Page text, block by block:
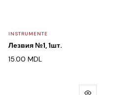
INSTRUMENTE
Лезвия №1, 1шт.
15.00 MDL